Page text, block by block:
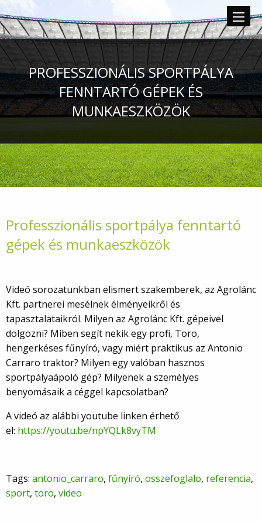
PROFESSZIONÁLIS SPORTPÁLYA
FENNTARTÓ GÉPEK ÉS
MUNKAESZKÖZÖK
Professzionális sportpálya fenntartó
gépek és munkaeszközök
Videó sorozatunkban elismert szakemberek, az Agrolánc
Kft. partnerei mesélnek élményeikről és
tapasztalataikról. Milyen az Agrolánc Kft. gépeivel
dolgozni? Miben segít nekik egy profi, Toro,
hengerkéses fűnyíró, vagy miért praktikus az Antonio
Carraro traktor? Milyen egy valóban hasznos
sportpályaápoló gép? Milyenek a személyes
benyomásaik a céggel kapcsolatban?
A videó az alábbi youtube linken érhető
el: https://youtu.be/npYQLk8vyTM
Tags: antonio_carraro, fűnyíró, osszefoglalo, referencia,
sport, toro, video